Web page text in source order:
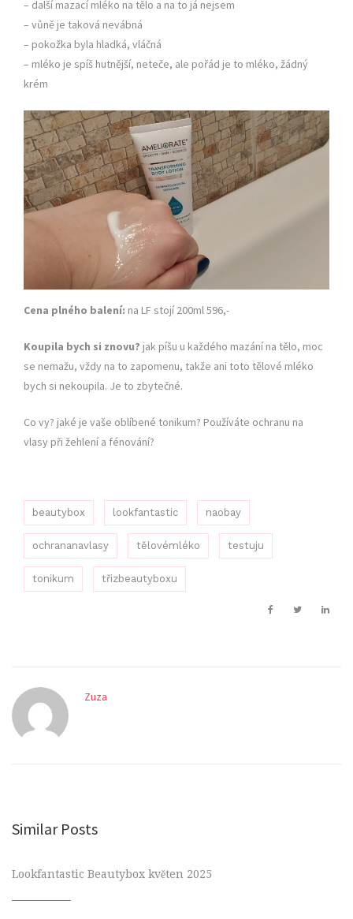
– další mazací mléko na tělo a na to já nejsem
– vůně je taková nevábná
– pokožka byla hladká, vláčná
– mléko je spíš hutnější, neteče, ale pořád je to mléko, žádný
krém
Cena plného balení: na LF stojí 200ml 596,-
Koupila bych si znovu? jak píšu u každého mazání na tělo, moc
se nemažu, vždy na to zapomenu, takže ani toto tělové mléko
bych si nekoupila. Je to zbytečné.
Co vy? jaké je vaše oblíbené tonikum? Používáte ochranu na
vlasy při žehlení a fénování?
beautybox lookfantastic naobay
ochrananavlasy tělovémléko testuju
tonikum třizbeautyboxu
Zuza
Similar Posts
Lookfantastic Beautybox květen 2025